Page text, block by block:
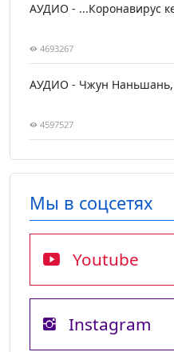
АУДИО - ...Коронавирус
4693267
АУДИО - Чжун Наньшань,
4597527
Мы в соцсетях
Youtube
Instagram